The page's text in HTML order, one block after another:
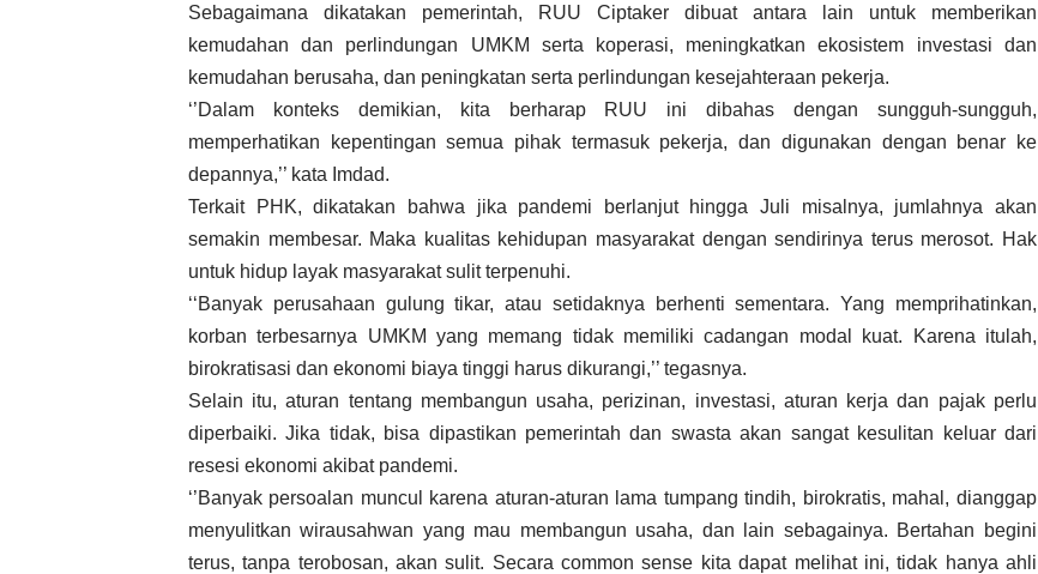
Sebagaimana dikatakan pemerintah, RUU Ciptaker dibuat antara lain untuk memberikan
kemudahan dan perlindungan UMKM serta koperasi, meningkatkan ekosistem investasi dan
kemudahan berusaha, dan peningkatan serta perlindungan kesejahteraan pekerja.
‘’Dalam konteks demikian, kita berharap RUU ini dibahas dengan sungguh-sungguh,
memperhatikan kepentingan semua pihak termasuk pekerja, dan digunakan dengan benar ke
depannya,’’ kata Imdad.
Terkait PHK, dikatakan bahwa jika pandemi berlanjut hingga Juli misalnya, jumlahnya akan
semakin membesar. Maka kualitas kehidupan masyarakat dengan sendirinya terus merosot. Hak
untuk hidup layak masyarakat sulit terpenuhi.
‘‘Banyak perusahaan gulung tikar, atau setidaknya berhenti sementara. Yang memprihatinkan,
korban terbesarnya UMKM yang memang tidak memiliki cadangan modal kuat. Karena itulah,
birokratisasi dan ekonomi biaya tinggi harus dikurangi,’’ tegasnya.
Selain itu, aturan tentang membangun usaha, perizinan, investasi, aturan kerja dan pajak perlu
diperbaiki. Jika tidak, bisa dipastikan pemerintah dan swasta akan sangat kesulitan keluar dari
resesi ekonomi akibat pandemi.
‘’Banyak persoalan muncul karena aturan-aturan lama tumpang tindih, birokratis, mahal, dianggap
menyulitkan wirausahwan yang mau membangun usaha, dan lain sebagainya. Bertahan begini
terus, tanpa terobosan, akan sulit. Secara common sense kita dapat melihat ini, tidak hanya ahli